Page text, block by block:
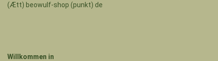
(Ætt) beowulf-shop (punkt) de
Willkommen in